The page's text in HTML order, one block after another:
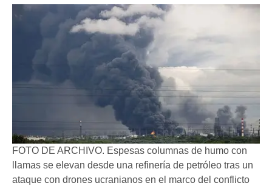
FOTO DE ARCHIVO. Espesas columnas de humo con
llamas se elevan desde una refinería de petróleo tras un
ataque con drones ucranianos en el marco del conflicto